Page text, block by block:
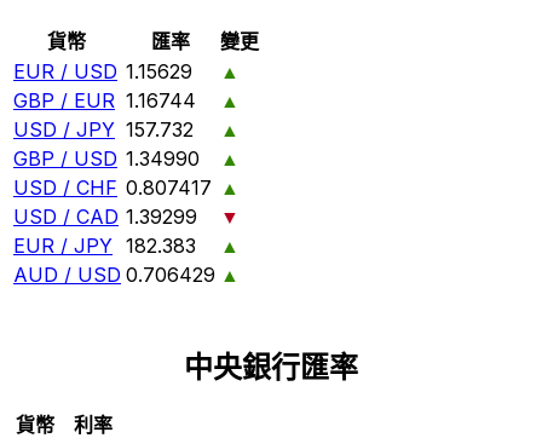
貨幣 匯率
變更
EUR / USD 1.15629
▲
GBP / EUR 1.16744
▲
USD / JPY 157.732
▲
GBP / USD 1.34990
▲
USD / CHF 0.807417 ▲
USD / CAD 1.39299
▼
EUR / JPY 182.383
▲
AUD / USD 0.706429 ▲
中央銀行匯率
貨幣
利率